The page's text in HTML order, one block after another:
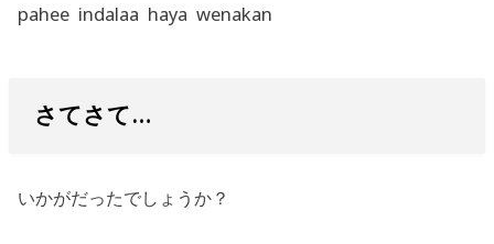
pahee indalaa haya wenakan
さてさて…
いかがだったでしょうか？